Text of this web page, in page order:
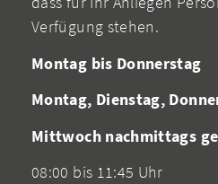
Verfügung stehen.
Montag bis Donnerstag
Montag, Dienstag,
Mittwoch nachmittags
08:00 bis 11:45 Uhr